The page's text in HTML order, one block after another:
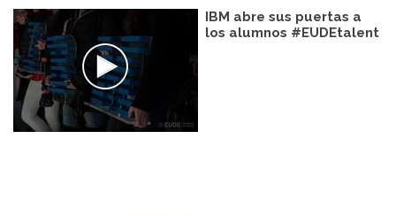
IBM abre sus puertas a
los alumnos #EUDEtalent